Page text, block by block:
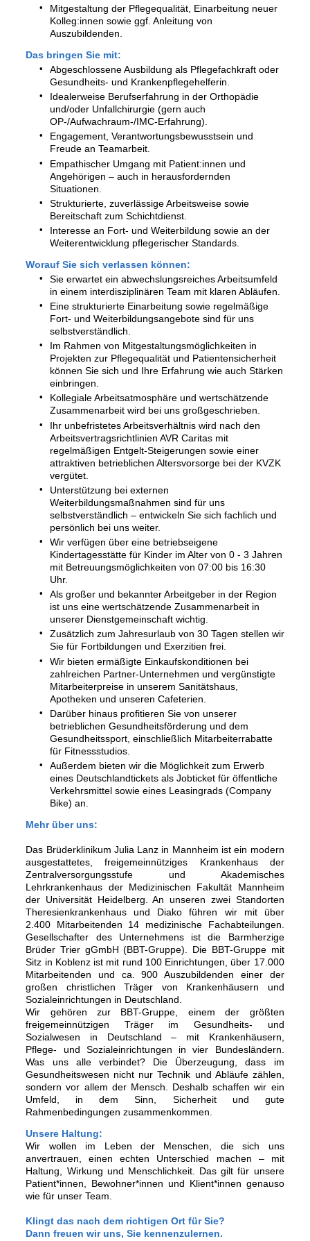
Mitgestaltung der Pflegequalität, Einarbeitung neuer
Kolleg:innen sowie ggf. Anleitung von
Auszubildenden.
Das bringen Sie mit:
Abgeschlossene Ausbildung als Pflegefachkraft oder
Gesundheits- und Krankenpflegehelferin.
Idealerweise Berufserfahrung in der Orthopädie
und/oder Unfallchirurgie (gern auch
OP-/Aufwachraum-/IMC-Erfahrung).
Engagement, Verantwortungsbewusstsein und
Freude an Teamarbeit.
Empathischer Umgang mit Patient:innen und
Angehörigen – auch in herausfordernden
Situationen.
Strukturierte, zuverlässige Arbeitsweise sowie
Bereitschaft zum Schichtdienst.
Interesse an Fort- und Weiterbildung sowie an der
Weiterentwicklung pflegerischer Standards.
Worauf Sie sich verlassen können:
Sie erwartet ein abwechslungsreiches Arbeitsumfeld
in einem interdisziplinären Team mit klaren Abläufen.
Eine strukturierte Einarbeitung sowie regelmäßige
Fort- und Weiterbildungsangebote sind für uns
selbstverständlich.
Im Rahmen von Mitgestaltungsmöglichkeiten in
Projekten zur Pflegequalität und Patientensicherheit
können Sie sich und Ihre Erfahrung wie auch Stärken
einbringen.
Kollegiale Arbeitsatmosphäre und wertschätzende
Zusammenarbeit wird bei uns großgeschrieben.
Ihr unbefristetes Arbeitsverhältnis wird nach den
Arbeitsvertragsrichtlinien AVR Caritas mit
regelmäßigen Entgelt-Steigerungen sowie einer
attraktiven betrieblichen Altersvorsorge bei der KVZK
vergütet.
Unterstützung bei externen
Weiterbildungsmaßnahmen sind für uns
selbstverständlich – entwickeln Sie sich fachlich und
persönlich bei uns weiter.
Wir verfügen über eine betriebseigene
Kindertagesstätte für Kinder im Alter von 0 - 3 Jahren
mit Betreuungsmöglichkeiten von 07:00 bis 16:30
Uhr.
Als großer und bekannter Arbeitgeber in der Region
ist uns eine wertschätzende Zusammenarbeit in
unserer Dienstgemeinschaft wichtig.
Zusätzlich zum Jahresurlaub von 30 Tagen stellen wir
Sie für Fortbildungen und Exerzitien frei.
Wir bieten ermäßigte Einkaufskonditionen bei
zahlreichen Partner-Unternehmen und vergünstigte
Mitarbeiterpreise in unserem Sanitätshaus,
Apotheken und unseren Cafeterien.
Darüber hinaus profitieren Sie von unserer
betrieblichen Gesundheitsförderung und dem
Gesundheitssport, einschließlich Mitarbeiterrabatte
für Fitnessstudios.
Außerdem bieten wir die Möglichkeit zum Erwerb
eines Deutschlandtickets als Jobticket für öffentliche
Verkehrsmittel sowie eines Leasingrads (Company
Bike) an.
Mehr über uns:
Das Brüderklinikum Julia Lanz in Mannheim ist ein modern
ausgestattetes, freigemeinnütziges Krankenhaus der
Zentralversorgungsstufe und Akademisches
Lehrkrankenhaus der Medizinischen Fakultät Mannheim
der Universität Heidelberg. An unseren zwei Standorten
Theresienkrankenhaus und Diako führen wir mit über
2.400 Mitarbeitenden 14 medizinische Fachabteilungen.
Gesellschafter des Unternehmens ist die Barmherzige
Brüder Trier gGmbH (BBT-Gruppe). Die BBT-Gruppe mit
Sitz in Koblenz ist mit rund 100 Einrichtungen, über 17.000
Mitarbeitenden und ca. 900 Auszubildenden einer der
großen christlichen Träger von Krankenhäusern und
Sozialeinrichtungen in Deutschland.
Wir gehören zur BBT-Gruppe, einem der größten
freigemeinnützigen Träger im Gesundheits- und
Sozialwesen in Deutschland – mit Krankenhäusern,
Pflege- und Sozialeinrichtungen in vier Bundesländern.
Was uns alle verbindet? Die Überzeugung, dass im
Gesundheitswesen nicht nur Technik und Abläufe zählen,
sondern vor allem der Mensch. Deshalb schaffen wir ein
Umfeld, in dem Sinn, Sicherheit und gute
Rahmenbedingungen zusammenkommen.
Unsere Haltung:
Wir wollen im Leben der Menschen, die sich uns
anvertrauen, einen echten Unterschied machen – mit
Haltung, Wirkung und Menschlichkeit. Das gilt für unsere
Patient*innen, Bewohner*innen und Klient*innen genauso
wie für unser Team.
Klingt das nach dem richtigen Ort für Sie?
Dann freuen wir uns, Sie kennenzulernen.